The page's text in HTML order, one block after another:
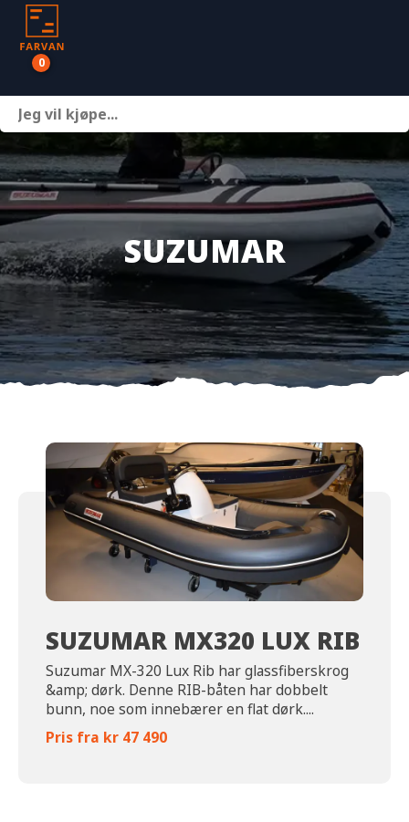
0
Motor
Henger
Nettbutikk
Om oss
Kontakt
SUZUMAR
SUZUMAR MX320 LUX RIB
Suzumar MX-320 Lux Rib har glassfiberskrog
&amp; dørk. Denne RIB-båten har dobbelt
bunn, noe som innebærer en flat dørk....
Pris fra kr 47 490